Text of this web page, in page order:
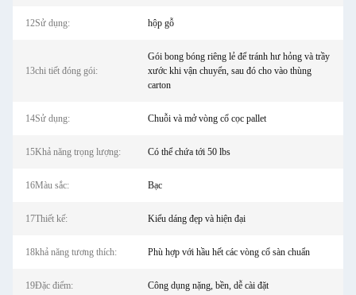
12Sử dụng: hộp gỗ
13chi tiết đóng gói:
Gói bong bóng riêng lẻ để tránh hư hỏng và trầy
xước khi vận chuyển, sau đó cho vào thùng
carton
14Sử dụng: Chuỗi và mở vòng cổ cọc pallet
15Khả năng trọng lượng: Có thể chứa tới 50 lbs
16Màu sắc: Bạc
17Thiết kế: Kiểu dáng đẹp và hiện đại
18khả năng tương thích: Phù hợp với hầu hết các vòng cổ sàn chuẩn
19Đặc điểm: Công dụng nặng, bền, dễ cài đặt